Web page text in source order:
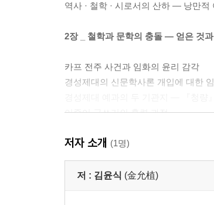
역사 · 철학 · 시로서의 산하 ― 낭만적
2장 _ 철학과 문학의 충돌 ― 얻은 것
카프 전주 사건과 임화의 윤리 감각
경성제대의 신문학사론 개입에 대한
이중어 글쓰기의 훈련 과정
‘잠언을 저작하는 인간’에 이른 길
아마카스의 ‘예술론’과 방법론의 완성
임화, 신남철에 길을 묻다
저자 소개 (1명)
저 : 김윤식 (金允植)